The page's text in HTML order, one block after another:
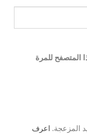
المتصفح للمرة
المزعجة. اعرف